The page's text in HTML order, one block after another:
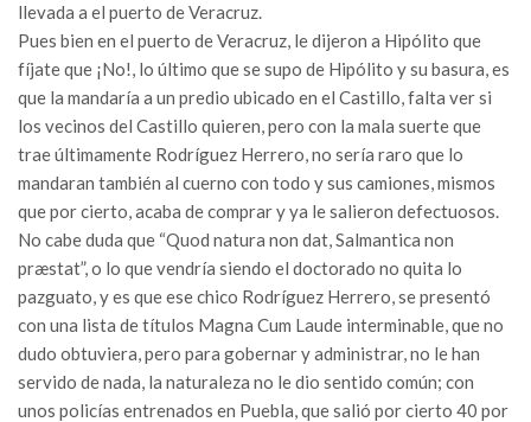
llevada a el puerto de Veracruz.
Pues bien en el puerto de Veracruz, le dijeron a Hipólito que
fíjate que ¡No!, lo último que se supo de Hipólito y su basura, es
que la mandaría a un predio ubicado en el Castillo, falta ver si
los vecinos del Castillo quieren, pero con la mala suerte que
trae últimamente Rodríguez Herrero, no sería raro que lo
mandaran también al cuerno con todo y sus camiones, mismos
que por cierto, acaba de comprar y ya le salieron defectuosos.
No cabe duda que “Quod natura non dat, Salmantica non
præstat”, o lo que vendría siendo el doctorado no quita lo
pazguato, y es que ese chico Rodríguez Herrero, se presentó
con una lista de títulos Magna Cum Laude interminable, que no
dudo obtuviera, pero para gobernar y administrar, no le han
servido de nada, la naturaleza no le dio sentido común; con
unos policías entrenados en Puebla, que salió por cierto 40 por